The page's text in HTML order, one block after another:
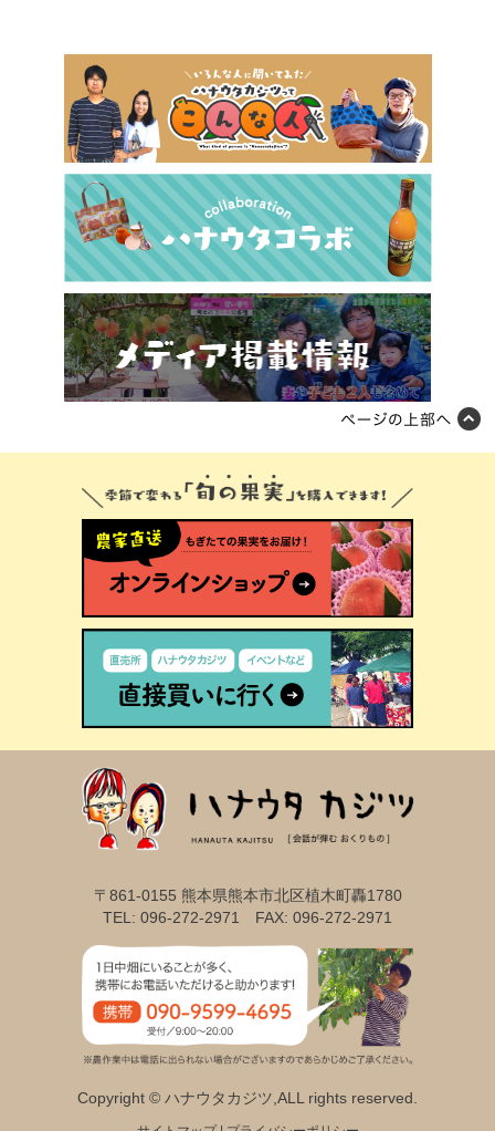
〒861-0155 熊本県熊本市北区植木町轟1780
TEL: 096-272-2971 FAX: 096-272-2971
Copyright © ハナウタカジツ,ALL rights reserved.